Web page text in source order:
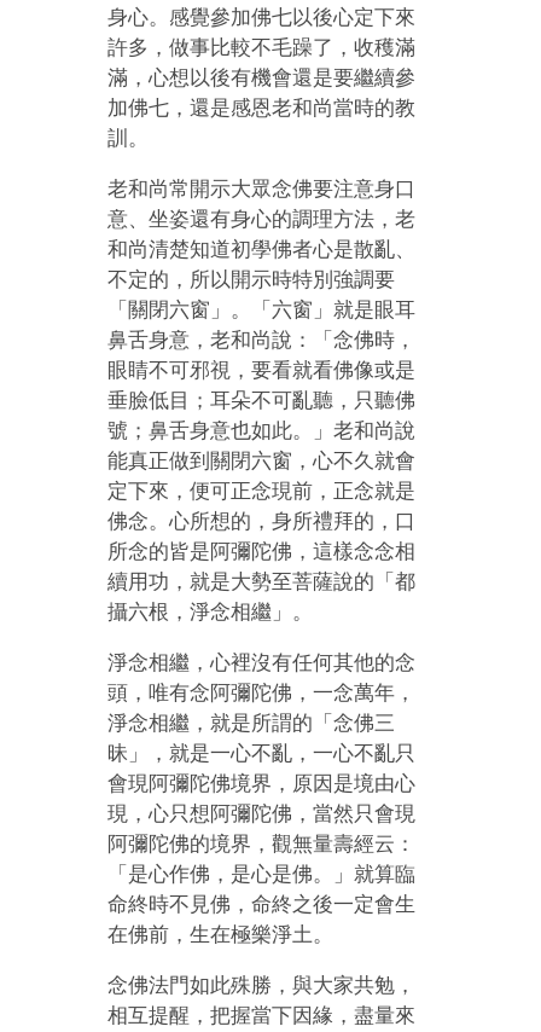
身心。感覺參加佛七以後心定下來
許多，做事比較不毛躁了，收穫滿
滿，心想以後有機會還是要繼續參
加佛七，還是感恩老和尚當時的教
訓。
老和尚常開示大眾念佛要注意身口
意、坐姿還有身心的調理方法，老
和尚清楚知道初學佛者心是散亂、
不定的，所以開示時特別強調要
「關閉六窗」。「六窗」就是眼耳
鼻舌身意，老和尚說：「念佛時，
眼睛不可邪視，要看就看佛像或是
垂臉低目；耳朵不可亂聽，只聽佛
號；鼻舌身意也如此。」老和尚說
能真正做到關閉六窗，心不久就會
定下來，便可正念現前，正念就是
佛念。心所想的，身所禮拜的，口
所念的皆是阿彌陀佛，這樣念念相
續用功，就是大勢至菩薩說的「都
攝六根，淨念相繼」。
淨念相繼，心裡沒有任何其他的念
頭，唯有念阿彌陀佛，一念萬年，
淨念相繼，就是所謂的「念佛三
昧」，就是一心不亂，一心不亂只
會現阿彌陀佛境界，原因是境由心
現，心只想阿彌陀佛，當然只會現
阿彌陀佛的境界，觀無量壽經云：
「是心作佛，是心是佛。」就算臨
命終時不見佛，命終之後一定會生
在佛前，生在極樂淨土。
念佛法門如此殊勝，與大家共勉，
相互提醒，把握當下因緣，盡量來